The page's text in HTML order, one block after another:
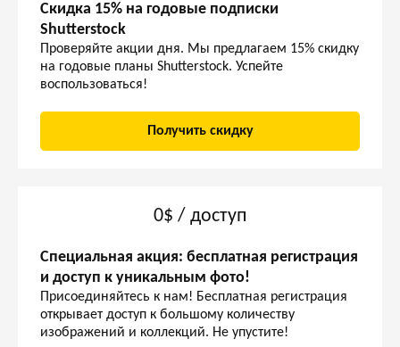
Скидка 15% на годовые подписки
Shutterstock
Проверяйте акции дня. Мы предлагаем 15% скидку
на годовые планы Shutterstock. Успейте
воспользоваться!
Получить скидку
0$ / доступ
Специальная акция: бесплатная регистрация
и доступ к уникальным фото!
Присоединяйтесь к нам! Бесплатная регистрация
открывает доступ к большому количеству
изображений и коллекций. Не упустите!